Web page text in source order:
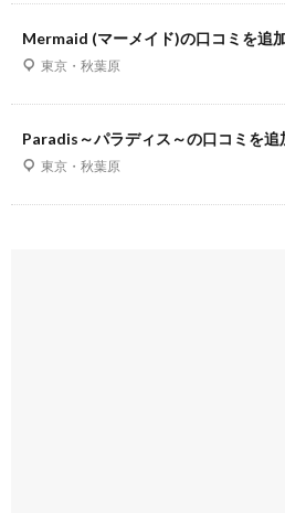
Mermaid (マーメイド)の口コミを追加
東京・秋葉原
Paradis～パラディス～の口コミを追
東京・秋葉原